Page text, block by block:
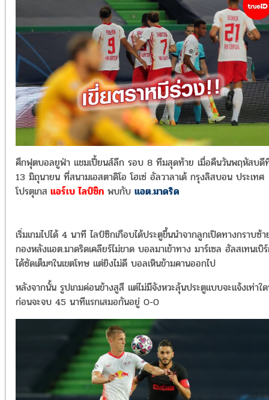
ศึกฟุตบอลยูฟ่า แชมเปี้ยนส์ลีก รอบ 8 ทีมสุดท้าย เมื่อคืนวันพฤหัสบดี
13 มิถุนายน ที่สนามเอสตาดิโอ โฮเซ่ อัลวาลาเด้ กรุงลิสบอน ประเทศ
โปรตุเกส แอร์เบ ไลป์ซิก พบกับ แอต.มาดริด
เริ่มเกมไปได้ 4 นาที ไลป์ซิกเกือบได้ประตูขึ้นนำจากลูกเปิดทางกราบซ้
กองหลังแอต.มาดริดเคลียร์ไม่ขาด บอลมาเข้าทาง มาร์เซล ฮัลสเทนเบิ
ได้ซัดเต็มๆในเขตโทษ แต่ยิงไม่ดี บอลเหินข้ามคานออกไป
หลังจากนั้น รูปเกมค่อนข้างสูสี แต่ไม่มีจังหวะลุ้นประตูแบบจะแจ้งเท่าใ
ก่อนจะจบ 45 นาทีแรกเสมอกันอยู่ 0-0